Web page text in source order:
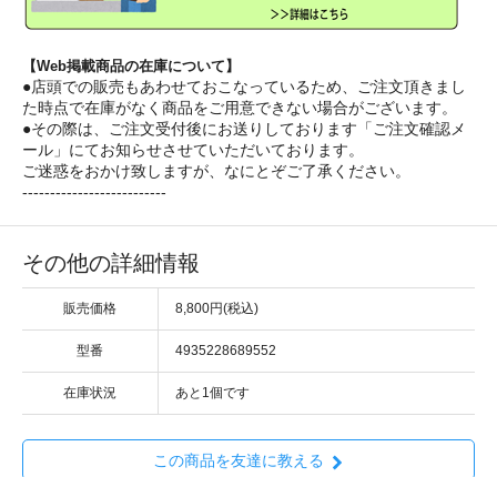
【Web掲載商品の在庫について】
●店頭での販売もあわせておこなっているため、ご注文頂きまし
た時点で在庫がなく商品をご用意できない場合がございます。
●その際は、ご注文受付後にお送りしております「ご注文確認メ
ール」にてお知らせさせていただいております。
ご迷惑をおかけ致しますが、なにとぞご了承ください。
--------------------------
その他の詳細情報
販売価格 8,800円(税込)
型番 4935228689552
在庫状況 あと1個です
この商品を友達に教える